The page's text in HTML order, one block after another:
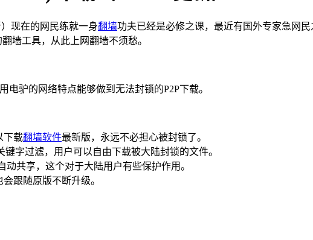
现在的网民练就一身翻墙功夫已经是必修之课，最近有国外专家急网
墙工具，从此上网翻墙不须愁。
电驴的网络特点能够做到无法封锁的P2P下载。
下载翻墙软件最新版，永远不必担心被封锁了。
字过滤，用户可以自由下载被大陆封锁的文件。
共享，这个对于大陆用户有些保护作用。
跟随原版不断升级。